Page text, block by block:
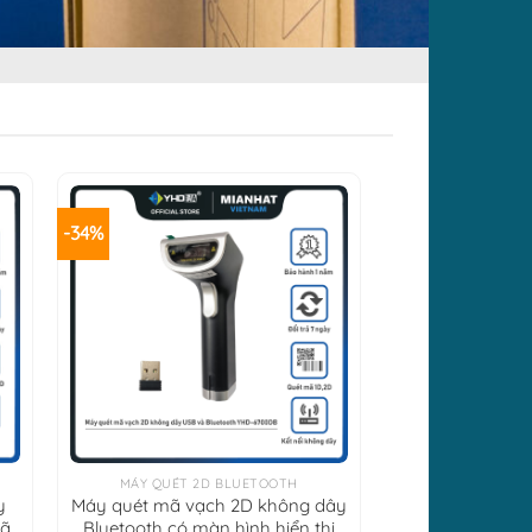
-34%
MÁY QUÉT 2D BLUETOOTH
Máy quét mã vạch 2D không dây